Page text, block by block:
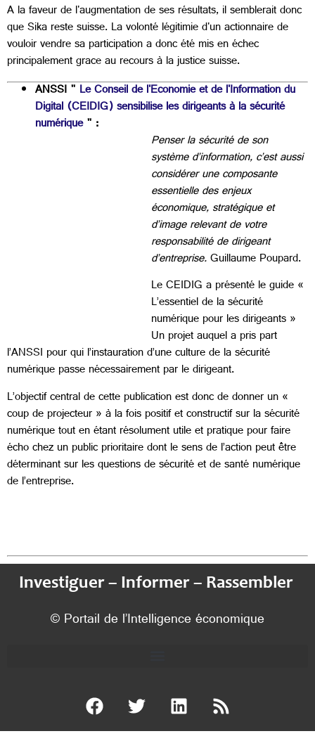
A la faveur de l'augmentation de ses résultats, il semblerait donc
que Sika reste suisse. La volonté légitimie d'un actionnaire de
vouloir vendre sa participation a donc été mis en échec
principalement grace au recours à la justice suisse.
ANSSI " Le Conseil de l'Economie et de l'Information du
Digital (CEIDIG) sensibilise les dirigeants à la sécurité
numérique" :
Penser la sécurité de son
système d’information, c’est aussi
considérer une composante
essentielle des enjeux
économique, stratégique et
d’image relevant de votre
responsabilité de dirigeant
d’entreprise.Guillaume Poupard.
Le CEIDIG a présenté le guide «
L’essentiel de la sécurité
numérique pour les dirigeants »
Un projet auquel a pris part
l’ANSSI pour qui l’instauration d’une culture de la sécurité
numérique passe nécessairement par le dirigeant.
L’objectif central de cette publication est donc de donner un «
coup de projecteur » à la fois positif et constructif sur la sécurité
numérique tout en étant résolument utile et pratique pour faire
écho chez un public prioritaire dont le sens de l’action peut être
déterminant sur les questions de sécurité et de santé numérique
de l’entreprise.
Investiguer – Informer – Rassembler
© Portail de l’Intelligence économique